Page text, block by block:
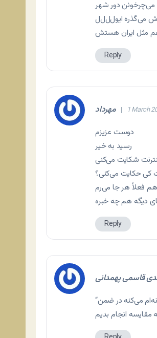
می‌گذره ایول‌ل‌ل‌ل
مثل ایران هستش
Reply
مهرداد 1 March
دوست عزیزم
رسید به خیر
شکایت می‌کنی
کی حکایت می‌کنی؟
فعلاً هر جا می‌رم
Reply
قاسمی پهمدانی